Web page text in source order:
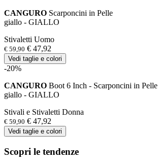
CANGURO Scarponcini in Pelle
giallo - GIALLO
Stivaletti Uomo
€ 59,90 € 47,92
Vedi taglie e colori
-20%
CANGURO Boot 6 Inch - Scarponcini in Pelle
giallo - GIALLO
Stivali e Stivaletti Donna
€ 59,90 € 47,92
Vedi taglie e colori
Scopri le tendenze